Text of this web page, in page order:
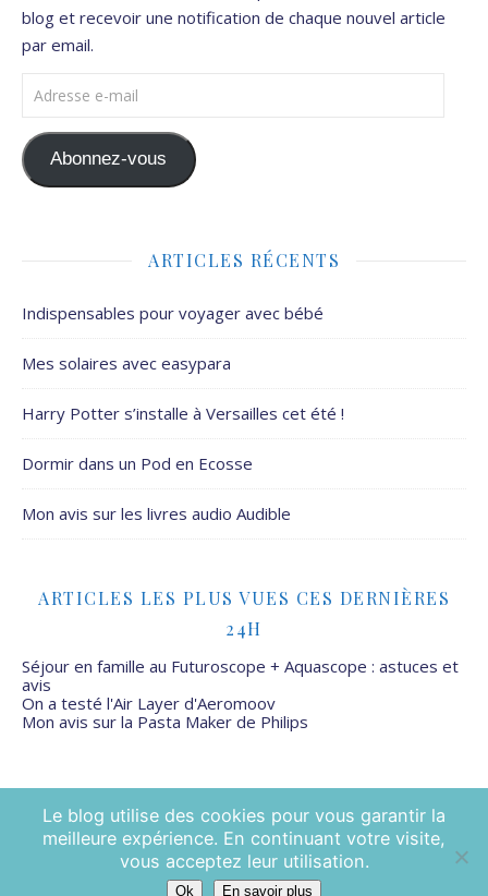
blog et recevoir une notification de chaque nouvel article
par email.
Adresse e-mail
Abonnez-vous
ARTICLES RÉCENTS
Indispensables pour voyager avec bébé
Mes solaires avec easypara
Harry Potter s’installe à Versailles cet été !
Dormir dans un Pod en Ecosse
Mon avis sur les livres audio Audible
ARTICLES LES PLUS VUES CES DERNIÈRES
24H
Séjour en famille au Futuroscope + Aquascope : astuces et
avis
On a testé l'Air Layer d'Aeromoov
Mon avis sur la Pasta Maker de Philips
Mamans Mais Pas Que - 2026 ©
Le blog utilise des cookies pour vous garantir la
meilleure expérience. En continuant votre visite,
vous acceptez leur utilisation.
Ok En savoir plus